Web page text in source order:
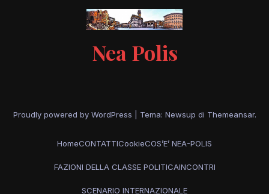
Nea Polis
Proudly powered by WordPress Tema: Newsup di Themeansar.
HomeCONTATTICookieCOS’E’ NEA-POLIS
FAZIONI DELLA CLASSE POLITICAINCONTRI
SCENARIO INTERNAZIONALE